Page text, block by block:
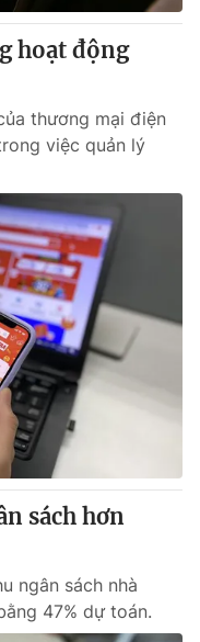
hoạt động
thương mại điện
việc quản lý
sách hơn
ngân sách nhà
47% dự toán.